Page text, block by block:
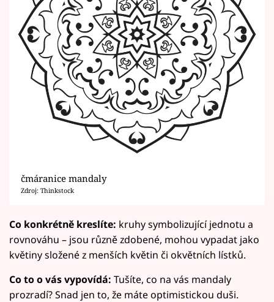
čmáranice mandaly
Zdroj: Thinkstock
Co konkrétně kreslíte: kruhy symbolizující jednotu a
rovnováhu – jsou různě zdobené, mohou vypadat jako
květiny složené z menších květin či okvětních lístků.
Co to o vás vypovídá: Tušíte, co na vás mandaly
prozradí? Snad jen to, že máte optimistickou duši.